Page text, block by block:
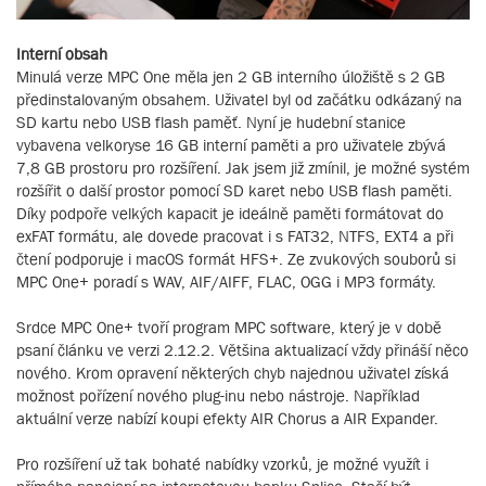
Interní obsah
Minulá verze MPC One měla jen 2 GB interního úložiště s 2 GB
předinstalovaným obsahem. Uživatel byl od začátku odkázaný na
SD kartu nebo USB flash paměť. Nyní je hudební stanice
vybavena velkoryse 16 GB interní paměti a pro uživatele zbývá
7,8 GB prostoru pro rozšíření. Jak jsem již zmínil, je možné systém
rozšířit o další prostor pomocí SD karet nebo USB flash paměti.
Díky podpoře velkých kapacit je ideálně paměti formátovat do
exFAT formátu, ale dovede pracovat i s FAT32, NTFS, EXT4 a při
čtení podporuje i macOS formát HFS+. Ze zvukových souborů si
MPC One+ poradí s WAV, AIF/AIFF, FLAC, OGG i MP3 formáty.
Srdce MPC One+ tvoří program MPC software, který je v době
psaní článku ve verzi 2.12.2. Většina aktualizací vždy přináší něco
nového. Krom opravení některých chyb najednou uživatel získá
možnost pořízení nového plug-inu nebo nástroje. Například
aktuální verze nabízí koupi efekty AIR Chorus a AIR Expander.
Pro rozšíření už tak bohaté nabídky vzorků, je možné využít i